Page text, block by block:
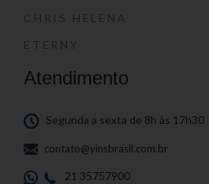
CHRIS HELENA
ETERNY
Atendimento
Segunda a sexta de 8h às 17h30
contato@yinsbrasil.com.br
21 35757900